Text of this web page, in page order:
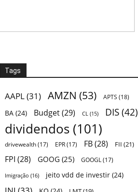
Tags
AAPL(31) AMZN (53) APTS (18)
BA (24) Budget(29) CL (15) DIS (42)
dividendos (101)
drivewealth(17) EPR(17) FB(28) FII (21)
FPI (28) GOOG (25) GOOGL (17)
Imigração (16) jeito vdd de investir (24)